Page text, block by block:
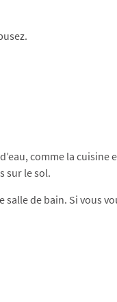
comme la cuisine
sur le sol.
de bain. Si vous